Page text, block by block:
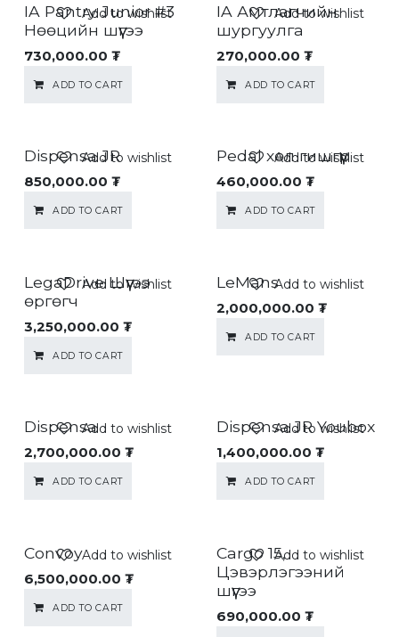
IA Pantry Junior #3
Нөөцийн шүүгээ
730,000.00 ₮
ADD TO CART
Add to wishlist
IA Амтлагчийн
шургуулга
270,000.00 ₮
ADD TO CART
Add to wishlist
Dispensa JR
850,000.00 ₮
ADD TO CART
Add to wishlist Pedal хөл гишгүүр
460,000.00 ₮
ADD TO CART
Add to wishlist
LegaDrive Шүүгээ
өргөгч
3,250,000.00 ₮
ADD TO CART
Add to wishlist LeMans
2,000,000.00 ₮
ADD TO CART
Add to wishlist
Dispensa
2,700,000.00 ₮
ADD TO CART
Add to wishlist Dispensa JR Youbox
1,400,000.00 ₮
ADD TO CART
Add to wishlist
Convoy
6,500,000.00 ₮
ADD TO CART
Add to wishlist
Cargo 15,
Цэвэрлэгээний
шүүгээ
690,000.00 ₮
Add to wishlist